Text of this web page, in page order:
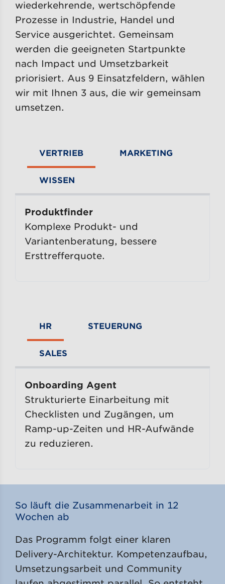
wiederkehrende, wertschöpfende
Prozesse in Industrie, Handel und
Service ausgerichtet. Gemeinsam
werden die geeigneten Startpunkte
nach Impact und Umsetzbarkeit
priorisiert. Aus 9 Einsatzfeldern, wählen
wir mit Ihnen 3 aus, die wir gemeinsam
umsetzen.
VERTRIEB MARKETING
WISSEN
Produktfinder
Komplexe Produkt- und
Variantenberatung, bessere
Ersttrefferquote.
HR STEUERUNG
SALES
Onboarding Agent
Strukturierte Einarbeitung mit
Checklisten und Zugängen, um
Ramp-up-Zeiten und HR-Aufwände
zu reduzieren.
So läuft die Zusammenarbeit in 12
Wochen ab
Das Programm folgt einer klaren
Delivery-Architektur. Kompetenzaufbau,
Umsetzungsarbeit und Community